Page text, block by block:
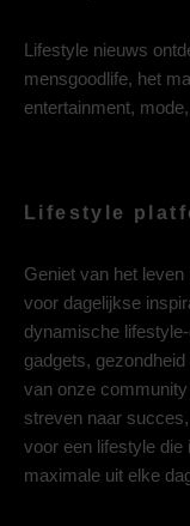
Lifestyle nieuws
mensgoodlife, het
entertainment,
Lifestyle
Geniet van het
voor dagelijkse
dynamische
gadgets,
van onze
streven naar
voor een lifestyle die
maximale uit elke